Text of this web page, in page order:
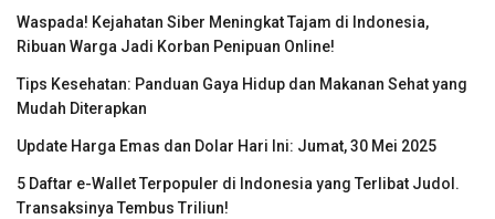
Waspada! Kejahatan Siber Meningkat Tajam di Indonesia,
Ribuan Warga Jadi Korban Penipuan Online!
Tips Kesehatan: Panduan Gaya Hidup dan Makanan Sehat yang
Mudah Diterapkan
Update Harga Emas dan Dolar Hari Ini: Jumat, 30 Mei 2025
5 Daftar e-Wallet Terpopuler di Indonesia yang Terlibat Judol.
Transaksinya Tembus Triliun!